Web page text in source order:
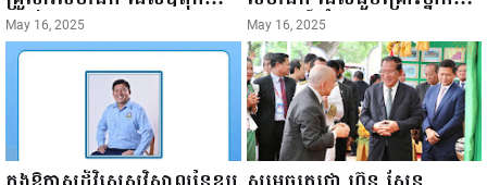
របស់លោកទទួលមរណៈភាព!
May 16, 2025 ចរាចរណ៍ កំពុងសម្រាកព្យាបាល
នៅមន្ទីរពេទ្យ!
May 16, 2025